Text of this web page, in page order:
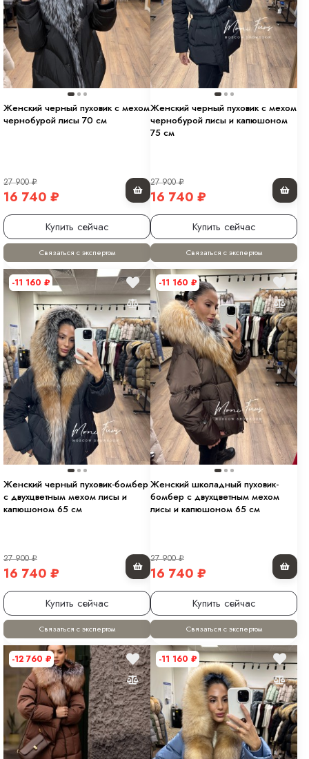
Женский черный пуховик с мехом
чернобурой лисы 70 см
27 900₽
16 740 ₽
Купить сейчас
Связаться с экспертом
Женский черный пуховик с мехом
чернобурой лисы и капюшоном
75 см
27 900₽
16 740 ₽
Купить сейчас
Связаться с экспертом
-11 160 ₽
Женский черный пуховик-бомбер
с двухцветным мехом лисы и
капюшоном 65 см
27 900₽
16 740 ₽
Купить сейчас
Связаться с экспертом
-11 160 ₽
Женский школадный пуховик-
бомбер с двухцветным мехом
лисы и капюшоном 65 см
27 900₽
16 740 ₽
Купить сейчас
Связаться с экспертом
-12 760 ₽ -11 160 ₽